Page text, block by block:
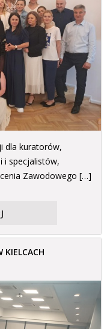
dla kuratorów,
i specjalistów,
Zawodowego […]
KIELCACH